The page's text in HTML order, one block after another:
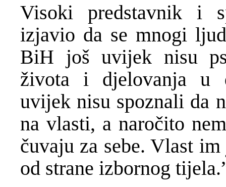
Visoki predstavnik i
izjavio da se mnogi
BiH još uvijek nisu
života i djelovanja u
uvijek nisu spoznali da
na vlasti, a naročito
čuvaju za sebe. Vlast
od strane izbornog